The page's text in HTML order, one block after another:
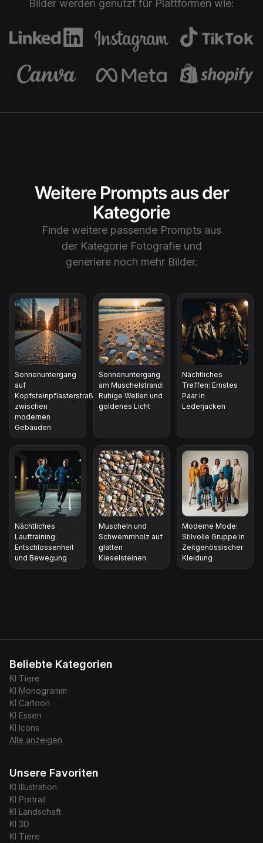
khakifarbene Hosen trägt. Er steht still und schaut
belebten Stadtstraße mit modernen Gebäuden,
Autos und Fußgängern im Hintergrund, unter einem
teilweise bewölkten Himmel. Die Szene ist mit
hochdetaillierten Texturen und realistischer
Beleuchtung dargestellt.
Bilder werden genutzt für Plattformen wie:
Weitere Prompts aus der
Kategorie
Finde weitere passende Prompts aus
der Kategorie Fotografieund
generiere noch mehr Bilder.
Sonnenuntergang
auf
Kopfsteinpflasterstraße
zwischen
modernen
Gebäuden
Sonnenuntergang
am Muschelstrand:
Ruhige Wellen und
goldenes Licht
Nächtliches
Treffen: Ernstes
Paar in
Lederjacken
Nächtliches
Lauftraining:
Entschlossenheit
und Bewegung
Muscheln und
Schwemmholz auf
glatten
Kieselsteinen
Moderne Mode:
Stilvolle Gruppe in
Zeitgenössischer
Kleidung
Beliebte Kategorien
KI Tiere
KI Monogramm
KI Cartoon
KI Essen
KI
Icons
Alle anzeigen
Unsere Favoriten
KI
Illustration
KI Portrait
KI Landschaft
KI 3D
KI Tiere